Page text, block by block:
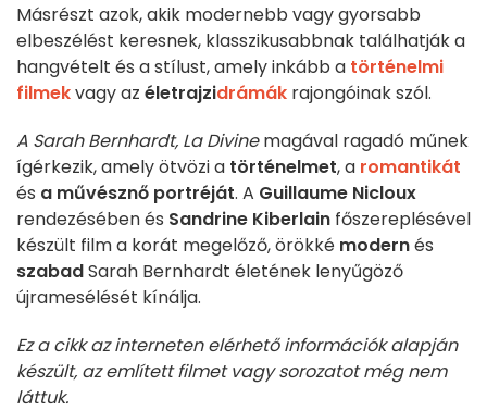
Másrészt azok, akik modernebb vagy gyorsabb
elbeszélést keresnek, klasszikusabbnak találhatják a
hangvételt és a stílust, amely inkább a történelmi
filmekvagy az életrajzidrámák rajongóinak szól.
A Sarah Bernhardt, La Divinemagával ragadó műnek
ígérkezik, amely ötvözi a történelmet, a romantikát
és a művésznő portréját. A Guillaume Nicloux
rendezésében és Sandrine Kiberlain főszereplésével
készült film a korát megelőző, örökké modernés
szabadSarah Bernhardt életének lenyűgöző
újramesélését kínálja.
Ez a cikk az interneten elérhető információk alapján
készült, az említett filmet vagy sorozatot még nem
láttuk.